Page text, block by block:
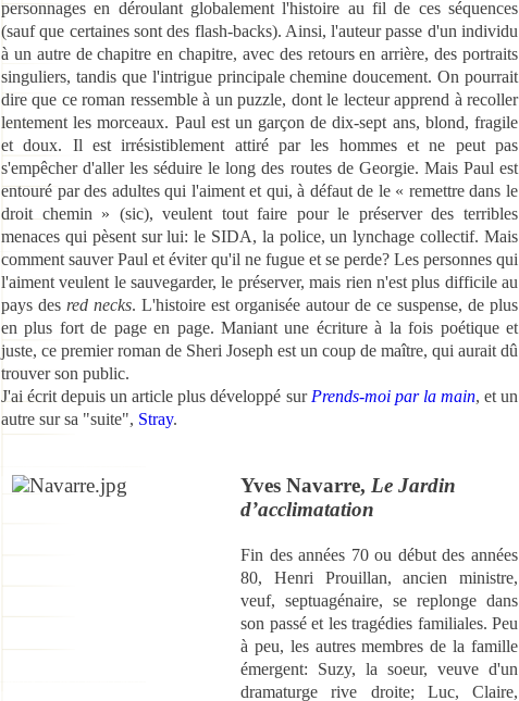
personnages en déroulant globalement l'histoire au fil de ces séquences
(sauf que certaines sont des flash-backs). Ainsi, l'auteur passe d'un individu
à un autre de chapitre en chapitre, avec des retours en arrière, des portraits
singuliers, tandis que l'intrigue principale chemine doucement. On pourrait
dire que ce roman ressemble à un puzzle, dont le lecteur apprend à recoller
lentement les morceaux. Paul est un garçon de dix-sept ans, blond, fragile
et doux. Il est irrésistiblement attiré par les hommes et ne peut pas
s'empêcher d'aller les séduire le long des routes de Georgie. Mais Paul est
entouré par des adultes qui l'aiment et qui, à défaut de le « remettre dans le
droit chemin » (sic), veulent tout faire pour le préserver des terribles
menaces qui pèsent sur lui: le SIDA, la police, un lynchage collectif. Mais
comment sauver Paul et éviter qu'il ne fugue et se perde? Les personnes qui
l'aiment veulent le sauvegarder, le préserver, mais rien n'est plus difficile au
pays des red necks. L'histoire est organisée autour de ce suspense, de plus
en plus fort de page en page. Maniant une écriture à la fois poétique et
juste, ce premier roman de Sheri Joseph est un coup de maître, qui aurait dû
trouver son public.
J'ai écrit depuis un article plus développé sur Prends-moi par la main, et un
autre sur sa "suite", Stray.
Yves Navarre, Le Jardin
d’acclimatation
Fin des années 70 ou début des années
80, Henri Prouillan, ancien ministre,
veuf, septuagénaire, se replonge dans
son passé et les tragédies familiales. Peu
à peu, les autres membres de la famille
émergent: Suzy, la soeur, veuve d'un
dramaturge rive droite; Luc, Claire,